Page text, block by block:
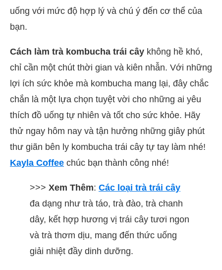
uống với mức độ hợp lý và chú ý đến cơ thể của
bạn.
Cách làm trà kombucha trái cây không hề khó,
chỉ cần một chút thời gian và kiên nhẫn. Với những
lợi ích sức khỏe mà kombucha mang lại, đây chắc
chắn là một lựa chọn tuyệt vời cho những ai yêu
thích đồ uống tự nhiên và tốt cho sức khỏe. Hãy
thử ngay hôm nay và tận hưởng những giây phút
thư giãn bên ly kombucha trái cây tự tay làm nhé!
Kayla Coffee chúc bạn thành công nhé!
>>> Xem Thêm: Các loại trà trái cây
đa dạng như trà táo, trà đào, trà chanh
dây, kết hợp hương vị trái cây tươi ngon
và trà thơm dịu, mang đến thức uống
giải nhiệt đầy dinh dưỡng.